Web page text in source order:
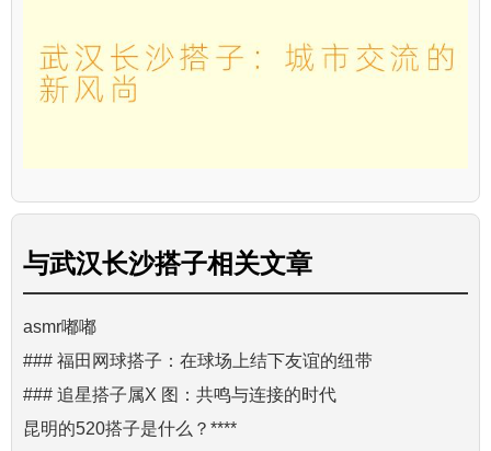
与武汉长沙搭子相关文章
asmr嘟嘟
### 福田网球搭子：在球场上结下友谊的纽带
### 追星搭子属X 图：共鸣与连接的时代
昆明的520搭子是什么？****